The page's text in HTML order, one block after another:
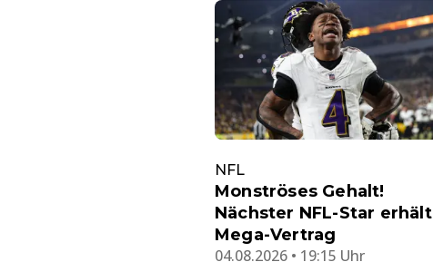
NFL
Monströses Gehalt!
Nächster NFL-Star erhält
Mega-Vertrag
04.08.2026 • 19:15 Uhr